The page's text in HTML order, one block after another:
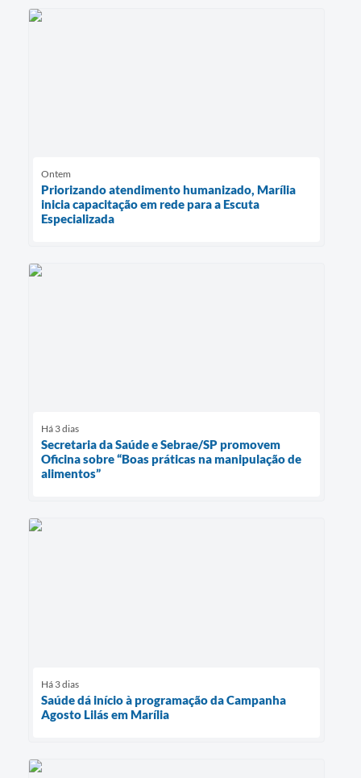
Ontem
Priorizando atendimento humanizado, Marília
inicia capacitação em rede para a Escuta
Especializada
Há 3 dias
Secretaria da Saúde e Sebrae/SP promovem
Oficina sobre “Boas práticas na manipulação de
alimentos”
Há 3 dias
Saúde dá início à programação da Campanha
Agosto Lilás em Marília